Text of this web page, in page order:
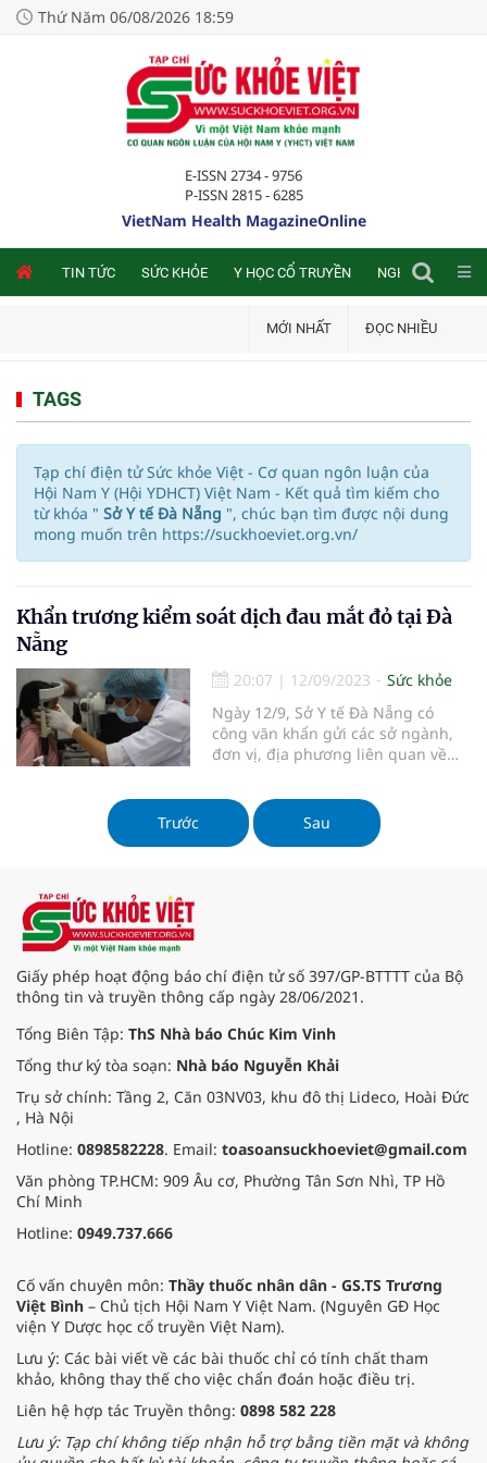
Thứ Năm 06/08/2026 18:59
E-ISSN 2734 - 9756
P-ISSN 2815 - 6285
VietNam Health MagazineOnline
TIN TỨC SỨC KHỎE Y HỌC CỔ TRUYỀN NGHIÊN CỨU
MỚI NHẤT ĐỌC NHIỀU
TAGS
Tạp chí điện tử Sức khỏe Việt - Cơ quan ngôn luận của
Hội Nam Y (Hội YDHCT) Việt Nam - Kết quả tìm kiếm cho
từ khóa " Sở Y tế Đà Nẵng ", chúc bạn tìm được nội dung
mong muốn trên https://suckhoeviet.org.vn/
Khẩn trương kiểm soát dịch đau mắt đỏ tại Đà
Nẵng
20:07 | 12/09/2023
Sức khỏe
Ngày 12/9, Sở Y tế Đà Nẵng có
công văn khẩn gửi các sở ngành,
đơn vị, địa phương liên quan về
pháp kiểm soát, phòng, chống, thu
dung điều trị bệnh đau mắt đỏ
(viêm kết mạc).
Trước Sau
Giấy phép hoạt động báo chí điện tử số 397/GP-BTTTT của Bộ
thông tin và truyền thông cấp ngày 28/06/2021.
Tổng Biên Tập: ThS Nhà báo Chúc Kim Vinh
Tổng thư ký tòa soạn: Nhà báo Nguyễn Khải
Trụ sở chính: Tầng 2, Căn 03NV03, khu đô thị Lideco, Hoài Đức
, Hà Nội
Hotline: 0898582228. Email: toasoansuckhoeviet@gmail.com
Văn phòng TP.HCM: 909 Âu cơ, Phường Tân Sơn Nhì, TP Hồ
Chí Minh
Hotline: 0949.737.666
Cố vấn chuyên môn: Thầy thuốc nhân dân - GS.TS Trương
Việt Bình – Chủ tịch Hội Nam Y Việt Nam. (Nguyên GĐ Học
viện Y Dược học cổ truyền Việt Nam).
Lưu ý: Các bài viết về các bài thuốc chỉ có tính chất tham
khảo, không thay thế cho việc chẩn đoán hoặc điều trị.
Liên hệ hợp tác Truyền thông: 0898 582 228
Lưu ý: Tạp chí không tiếp nhận hỗ trợ bằng tiền mặt và không